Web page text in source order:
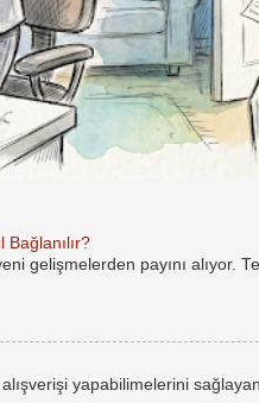
gelişmelerden payını alıyor.
yapabilimelerini